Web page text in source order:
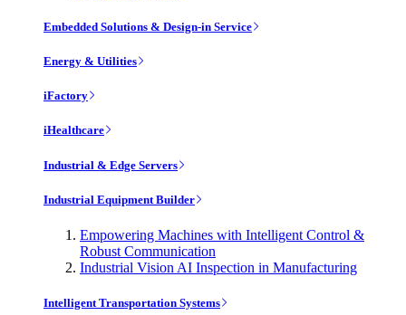
Embedded Solutions & Design-in Service
Energy & Utilities
iFactory
iHealthcare
Industrial & Edge Servers
Industrial Equipment Builder
Empowering Machines with Intelligent Control &
Robust Communication
Industrial Vision AI Inspection in Manufacturing
Intelligent Transportation Systems